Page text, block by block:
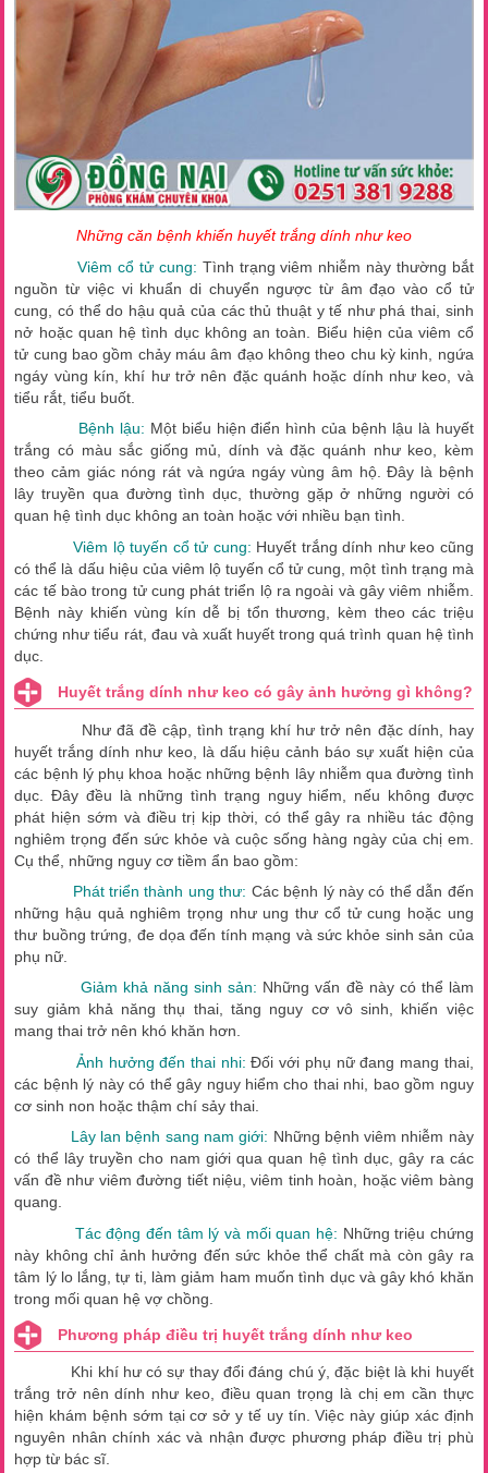
Những căn bệnh khiến huyết trắng dính như keo
Viêm cổ tử cung: Tình trạng viêm nhiễm này thường bắt
nguồn từ việc vi khuẩn di chuyển ngược từ âm đạo vào cổ tử
cung, có thể do hậu quả của các thủ thuật y tế như phá thai, sinh
nở hoặc quan hệ tình dục không an toàn. Biểu hiện của viêm cổ
tử cung bao gồm chảy máu âm đạo không theo chu kỳ kinh, ngứa
ngáy vùng kín, khí hư trở nên đặc quánh hoặc dính như keo, và
tiểu rắt, tiểu buốt.
Bệnh lậu: Một biểu hiện điển hình của bệnh lậu là huyết
trắng có màu sắc giống mủ, dính và đặc quánh như keo, kèm
theo cảm giác nóng rát và ngứa ngáy vùng âm hộ. Đây là bệnh
lây truyền qua đường tình dục, thường gặp ở những người có
quan hệ tình dục không an toàn hoặc với nhiều bạn tình.
Viêm lộ tuyến cổ tử cung: Huyết trắng dính như keo cũng
có thể là dấu hiệu của viêm lộ tuyến cổ tử cung, một tình trạng mà
các tế bào trong tử cung phát triển lộ ra ngoài và gây viêm nhiễm.
Bệnh này khiến vùng kín dễ bị tổn thương, kèm theo các triệu
chứng như tiểu rát, đau và xuất huyết trong quá trình quan hệ tình
dục.
Huyết trắng dính như keo có gây ảnh hưởng gì không?
Như đã đề cập, tình trạng khí hư trở nên đặc dính, hay
huyết trắng dính như keo, là dấu hiệu cảnh báo sự xuất hiện của
các bệnh lý phụ khoa hoặc những bệnh lây nhiễm qua đường tình
dục. Đây đều là những tình trạng nguy hiểm, nếu không được
phát hiện sớm và điều trị kịp thời, có thể gây ra nhiều tác động
nghiêm trọng đến sức khỏe và cuộc sống hàng ngày của chị em.
Cụ thể, những nguy cơ tiềm ẩn bao gồm:
Phát triển thành ung thư: Các bệnh lý này có thể dẫn đến
những hậu quả nghiêm trọng như ung thư cổ tử cung hoặc ung
thư buồng trứng, đe dọa đến tính mạng và sức khỏe sinh sản của
phụ nữ.
Giảm khả năng sinh sản: Những vấn đề này có thể làm
suy giảm khả năng thụ thai, tăng nguy cơ vô sinh, khiến việc
mang thai trở nên khó khăn hơn.
Ảnh hưởng đến thai nhi:Đối với phụ nữ đang mang thai,
các bệnh lý này có thể gây nguy hiểm cho thai nhi, bao gồm nguy
cơ sinh non hoặc thậm chí sảy thai.
Lây lan bệnh sang nam giới: Những bệnh viêm nhiễm này
có thể lây truyền cho nam giới qua quan hệ tình dục, gây ra các
vấn đề như viêm đường tiết niệu, viêm tinh hoàn, hoặc viêm bàng
quang.
Tác động đến tâm lý và mối quan hệ: Những triệu chứng
này không chỉ ảnh hưởng đến sức khỏe thể chất mà còn gây ra
tâm lý lo lắng, tự ti, làm giảm ham muốn tình dục và gây khó khăn
trong mối quan hệ vợ chồng.
Phương pháp điều trị huyết trắng dính như keo
Khi khí hư có sự thay đổi đáng chú ý, đặc biệt là khi huyết
trắng trở nên dính như keo, điều quan trọng là chị em cần thực
hiện khám bệnh sớm tại cơ sở y tế uy tín. Việc này giúp xác định
nguyên nhân chính xác và nhận được phương pháp điều trị phù
hợp từ bác sĩ.